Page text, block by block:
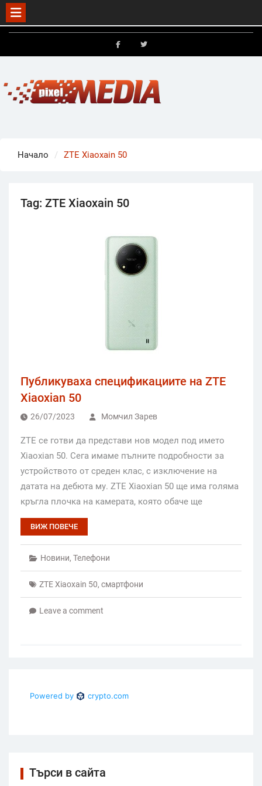
Skip
Начало ZTE Xiaoxain 50
Tag: ZTE Xiaoxain 50
Публикуваха спецификациите на ZTE
Xiaoxian 50
26/07/2023 Момчил Зарев
ZTE се готви да представи нов модел под името
Xiaoxian 50. Сега имаме пълните подробности за
устройството от среден клас, с изключение на
датата на дебюта му. ZTE Xiaoxian 50 ще има голяма
кръгла плочка на камерата, която обаче ще
ВИЖ ПОВЕЧЕ
Новини, Телефони
ZTE Xiaoxain 50, смартфони
Leave a comment
Търси в сайта